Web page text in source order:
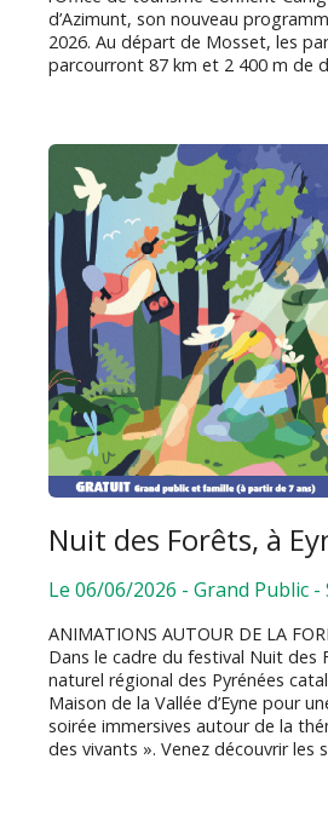
d’Azimunt, son nouveau
2026. Au départ de Mosset, les
parcourront 87 km et 2 400 m de
Nuit des Forêts, à
Le 06/06/2026 - Grand Public -
ANIMATIONS AUTOUR DE LA
Dans le cadre du festival Nuit des
naturel régional des Pyrénées
Maison de la Vallée d’Eyne pour
soirée immersives autour de la
des vivants ». Venez découvrir